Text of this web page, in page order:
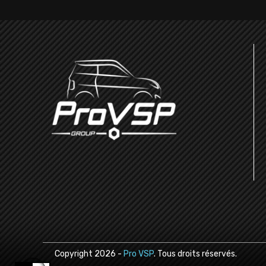
Copyright 2026 - Pro VSP. Tous droits réservés.